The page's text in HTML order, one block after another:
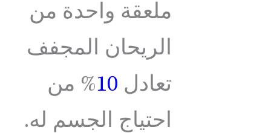
ملعقة واحدة من
الريحان المجفف
تعادل 10% من
احتياج الجسم له.